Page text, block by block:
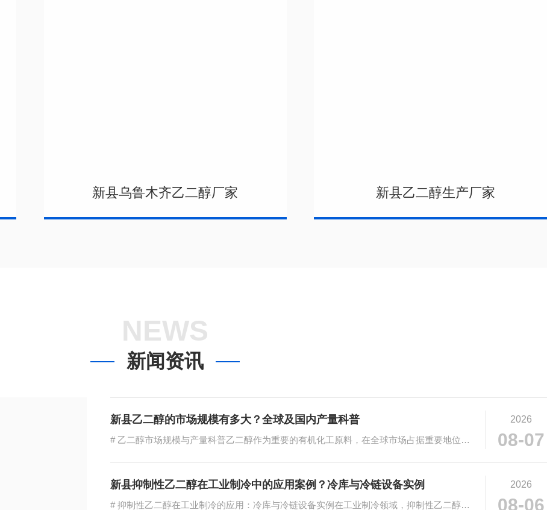
新县乌鲁木齐乙二醇厂家 新县乙二醇生产厂家
NEWS
新闻资讯
新县乙二醇的市场规模有多大？全球及国内产量科普
# 乙二醇市场规模与产量科普乙二醇作为重要的有机化工原料，在全球市场占据重要地位。···
2026
08-07
新县抑制性乙二醇在工业制冷中的应用案例？冷库与冷链设备实例
# 抑制性乙二醇在工业制冷的应用：冷库与冷链设备实例在工业制冷领域，抑制性乙二醇凭···
2026
08-06